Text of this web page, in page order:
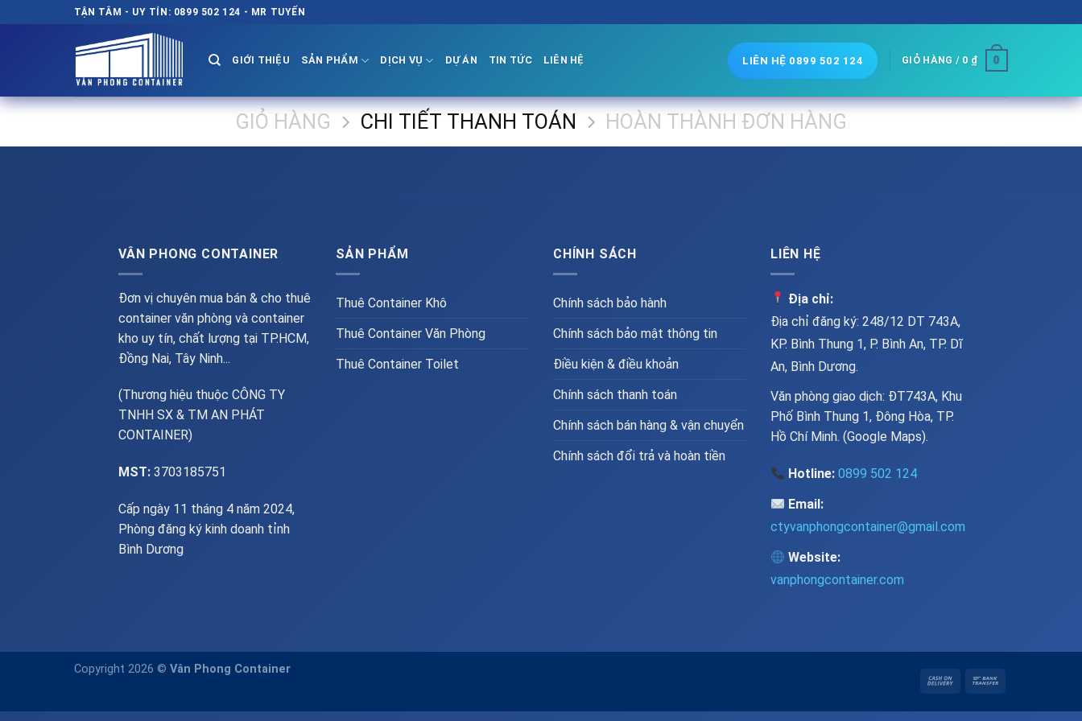
đến
TẬN TÂM - UY TÍN: 0899 502 124 - MR TUYẾN
GIỚI THIỆU SẢN PHẨM DỊCH VỤ DỰ ÁN TIN TỨC LIÊN HỆ LIÊN HỆ 0899 502 124 GIỎ HÀNG / 0 ₫ 0
GIỎ HÀNG CHI TIẾT THANH TOÁN HOÀN THÀNH ĐƠN HÀNG
VÂN PHONG CONTAINER
Đơn vị chuyên mua bán & cho thuê
container văn phòng và container
kho uy tín, chất lượng tại TP.HCM,
Đồng Nai, Tây Ninh...
(Thương hiệu thuộc CÔNG TY
TNHH SX & TM AN PHÁT
CONTAINER)
MST: 3703185751
Cấp ngày 11 tháng 4 năm 2024,
Phòng đăng ký kinh doanh tỉnh
Bình Dương
SẢN PHẨM
Thuê Container Khô
Thuê Container Văn Phòng
Thuê Container Toilet
CHÍNH SÁCH
Chính sách bảo hành
Chính sách bảo mật thông tin
Điều kiện & điều khoản
Chính sách thanh toán
Chính sách bán hàng & vận chuyển
Chính sách đổi trả và hoàn tiền
LIÊN HỆ
Địa chỉ:
Địa chỉ đăng ký: 248/12 DT 743A,
KP. Bình Thung 1, P. Bình An, TP. Dĩ
An, Bình Dương.
Văn phòng giao dịch: ĐT743A, Khu
Phố Bình Thung 1, Đông Hòa, TP.
Hồ Chí Minh. (Google Maps).
Hotline: 0899 502 124
Email:
ctyvanphongcontainer@gmail.com
Website:
vanphongcontainer.com
Copyright 2026 © Vân Phong Container